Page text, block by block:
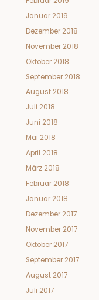
Januar 2019
Dezember 2018
November 2018
Oktober 2018
September 2018
August 2018
Juli 2018
Juni 2018
Mai 2018
April 2018
März 2018
Februar 2018
Januar 2018
Dezember 2017
November 2017
Oktober 2017
September 2017
August 2017
Juli 2017